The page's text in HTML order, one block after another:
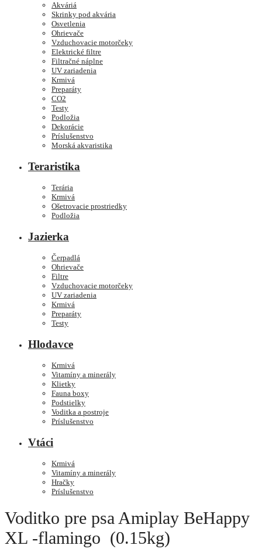
Akváriá
Skrinky pod akvária
Osvetlenia
Ohrievače
Vzduchovacie motorčeky
Elektrické filtre
Filtračné náplne
UV zariadenia
Krmivá
Preparáty
CO2
Testy
Podložia
Dekorácie
Príslušenstvo
Morská akvaristika
Teraristika
Terária
Krmivá
Ošetrovacie prostriedky
Podložia
Jazierka
Čerpadlá
Ohrievače
Filtre
Vzduchovacie motorčeky
UV zariadenia
Krmivá
Preparáty
Testy
Hlodavce
Krmivá
Vitamíny a minerály
Klietky
Fauna boxy
Podstielky
Voditka a postroje
Príslušenstvo
Vtáci
Krmivá
Vitamíny a minerály
Hračky
Príslušenstvo
Voditko pre psa Amiplay BeHappy
XL -flamingo (0.15kg)